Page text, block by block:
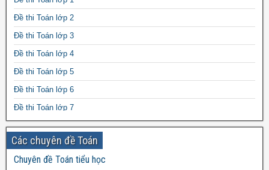
Cấu trúc và chức năng của màng sinh chất
Đề thi Toán lớp 2
Đề thi Toán lớp 3
Đề thi Toán lớp 4
Đề thi Toán lớp 5
Đề thi Toán lớp 6
Đề thi Toán lớp 7
Đề thi Toán lớp 8
Đề thi Toán lớp 9
Đề thi Toán lớp 10
Các chuyên đề Toán
Chuyên đề Toán tiểu học